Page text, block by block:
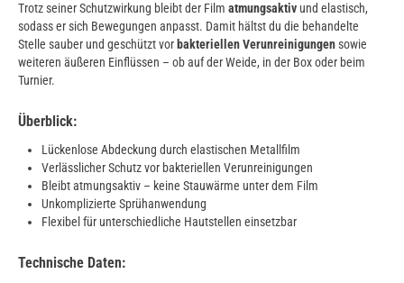
Trotz seiner Schutzwirkung bleibt der Film atmungsaktiv und elastisch,
sodass er sich Bewegungen anpasst. Damit hältst du die behandelte
Stelle sauber und geschützt vor bakteriellen Verunreinigungensowie
weiteren äußeren Einflüssen – ob auf der Weide, in der Box oder beim
Turnier.
Überblick:
Lückenlose Abdeckung durch elastischen Metallfilm
Verlässlicher Schutz vor bakteriellen Verunreinigungen
Bleibt atmungsaktiv – keine Stauwärme unter dem Film
Unkomplizierte Sprühanwendung
Flexibel für unterschiedliche Hautstellen einsetzbar
Technische Daten: